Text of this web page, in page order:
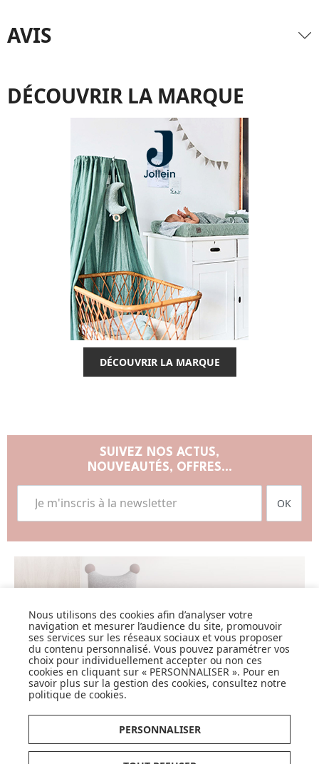
AVIS
DÉCOUVRIR LA MARQUE
DÉCOUVRIR LA MARQUE
SUIVEZ NOS ACTUS,
NOUVEAUTÉS, OFFRES...
OK
JE DÉCOUVRE
CARTES CADEAUX
Nous utilisons des cookies afin d’analyser votre
navigation et mesurer l’audience du site, promouvoir
ses services sur les réseaux sociaux et vous proposer
du contenu personnalisé. Vous pouvez paramétrer vos
choix pour individuellement accepter ou non ces
cookies en cliquant sur « PERSONNALISER ». Pour en
savoir plus sur la gestion des cookies, consultez notre
politique de cookies.
PERSONNALISER